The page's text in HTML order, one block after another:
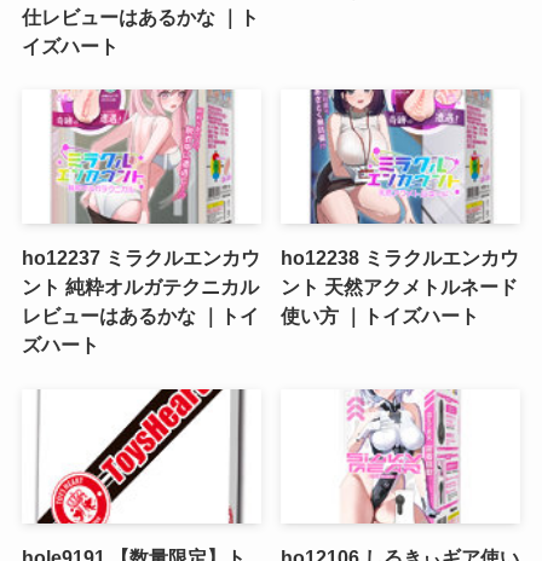
仕レビューはあるかな ｜ト
イズハート
ho12237 ミラクルエンカウ
ント 純粋オルガテクニカル
レビューはあるかな ｜トイ
ズハート
ho12238 ミラクルエンカウ
ント 天然アクメトルネード
使い方 ｜トイズハート